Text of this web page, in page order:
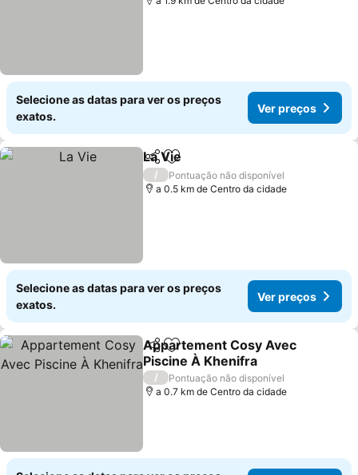
Selecione as datas para ver os preços
exatos.
Ver preços
PartilharAdicionar aos favoritos
La Vie
/
Pontuação não disponível
a 0.5 km de Centro da cidade
Selecione as datas para ver os preços
exatos.
Ver preços
PartilharAdicionar aos favoritos
Appartement Cosy Avec
Piscine À Khenifra
/
Pontuação não disponível
a 0.7 km de Centro da cidade